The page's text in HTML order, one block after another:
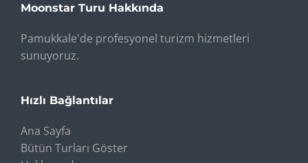
Moonstar Turu Hakkında
Pamukkale'de profesyonel turizm hizmetleri
sunuyoruz.
Hızlı Bağlantılar
Ana Sayfa
Bütün Turları Göster